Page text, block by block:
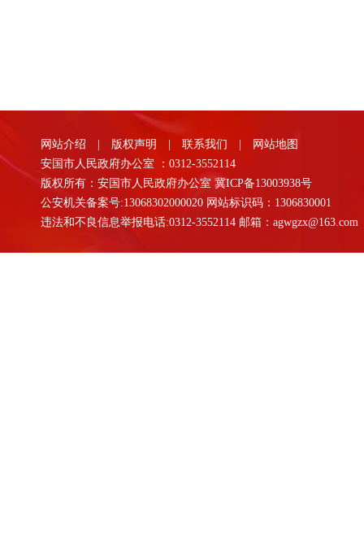
网站介绍 版权声明 联系我们
网站地图
安国市人民政府办公室 ：0312-3552114
版权所有：安国市人民政府办公室 冀ICP备13003938号
公安机关备案号:13068302000020 网站标识码：1306830001
违法和不良信息举报电话:0312-3552114 邮箱：agwgzx@163.com